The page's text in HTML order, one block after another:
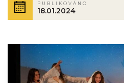
PUBLIKOVÁNO
18.01.2024